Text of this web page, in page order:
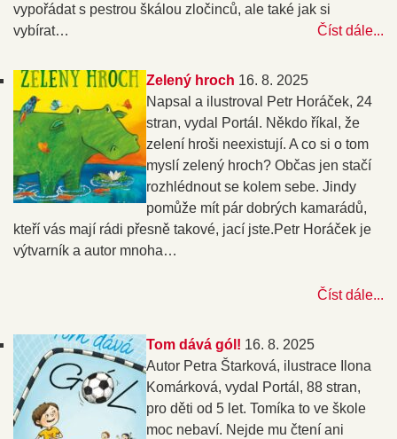
vypořádat s pestrou škálou zločinců, ale také jak si
vybírat…
Číst dále...
Zelený hroch 16. 8. 2025
Napsal a ilustroval Petr Horáček, 24
stran, vydal Portál. Někdo říkal, že
zelení hroši neexistují. A co si o tom
myslí zelený hroch? Občas jen stačí
rozhlédnout se kolem sebe. Jindy
pomůže mít pár dobrých kamarádů,
kteří vás mají rádi přesně takové, jací jste.Petr Horáček je
výtvarník a autor mnoha…
Číst dále...
Tom dává gól! 16. 8. 2025
Autor Petra Štarková, ilustrace Ilona
Komárková, vydal Portál, 88 stran,
pro děti od 5 let. Tomíka to ve škole
moc nebaví. Nejde mu čtení ani